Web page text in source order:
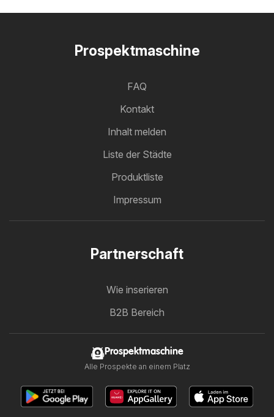
Prospektmaschine
FAQ
Kontakt
Inhalt melden
Liste der Städte
Produktliste
Impressum
Partnerschaft
Wie inserieren
B2B Bereich
Prospektmaschine
Alle Prospekte an einem Platz